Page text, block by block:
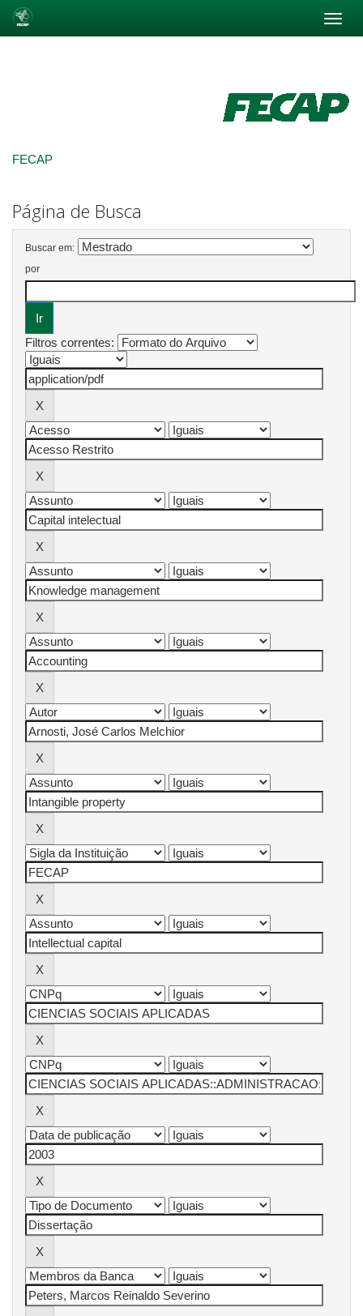
FECAP
Página de Busca
Buscar em:
por
Filtros correntes: